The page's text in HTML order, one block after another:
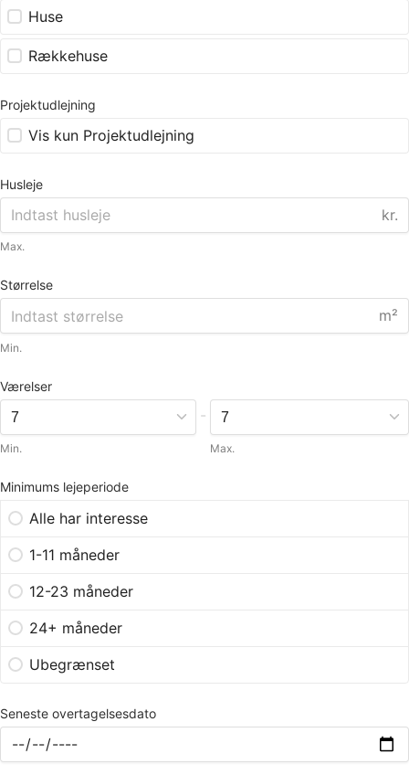
Huse
Rækkehuse
Projektudlejning
Vis kun Projektudlejning
Husleje
kr.
Max.
Størrelse
m²
Min.
Værelser
Min.
-
Max.
Minimums lejeperiode
Alle har interesse
1-11 måneder
12-23 måneder
24+ måneder
Ubegrænset
Seneste overtagelsesdato